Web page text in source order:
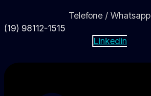
Telefone / Whatsapp
(19) 98112-1515
Linkedin